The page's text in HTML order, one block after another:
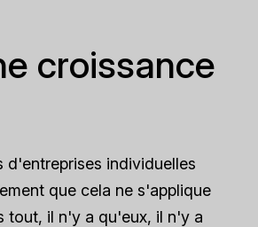
croissance
d'entreprises individuelles
que cela ne s'applique
tout, il n'y a qu'eux, il n'y a